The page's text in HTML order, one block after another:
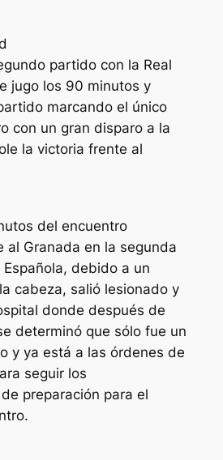
partido con la Real
jugo los 90 minutos y
marcando el único
con un gran disparo a la
la victoria frente al
del encuentro
al Granada en la segunda
debido a un
cabeza, salió lesionado y
donde después de
determinó que sólo fue un
y ya está a las órdenes de
seguir los
preparación para el